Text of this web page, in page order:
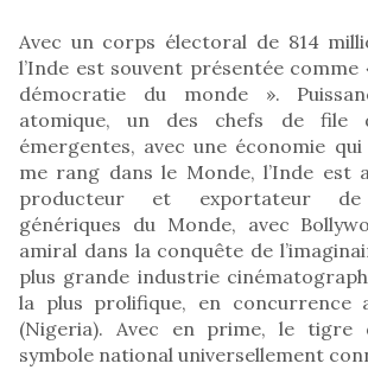
Avec un corps électoral de 814
l’Inde est souvent présentée comme
démocratie du monde ».
atomique, un des chefs de file
émergentes, avec une économie qui
me rang dans le Monde, l’Inde est
producteur et exportateur de
génériques du Monde, avec
amiral dans la conquête de
plus grande industrie
la plus prolifique, en concurrence
(Nigeria). Avec en prime, le tigre
symbole national universellement